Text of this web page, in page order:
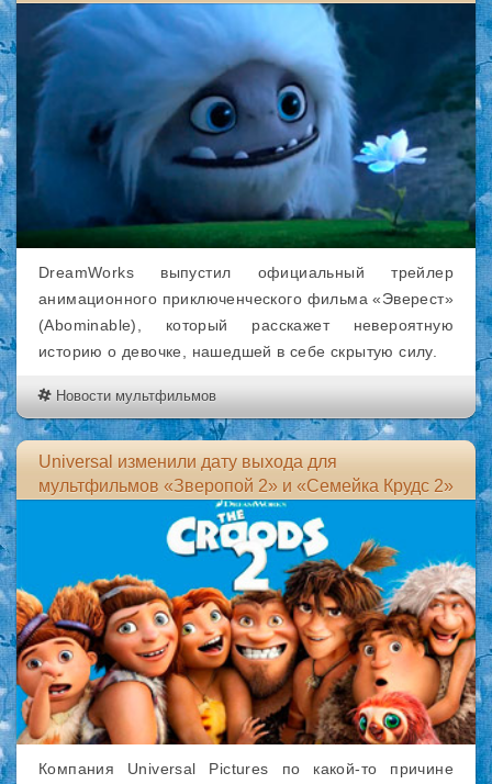
DreamWorks выпустил официальный трейлер
анимационного приключенческого фильма «Эверест»
(Abominable), который расскажет невероятную
историю о девочке, нашедшей в себе скрытую силу.
Новости мультфильмов
Universal изменили дату выхода для
мультфильмов «Зверопой 2» и «Семейка Крудс 2»
Компания Universal Pictures по какой-то причине